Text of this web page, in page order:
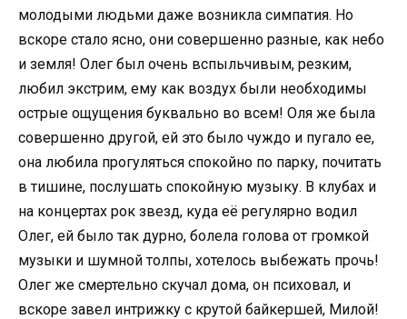
молодыми людьми даже возникла симпатия. Но
вскоре стало ясно, они совершенно разные, как небо
и земля! Олег был очень вспыльчивым, резким,
любил экстрим, ему как воздух были необходимы
острые ощущения буквально во всем! Оля же была
совершенно другой, ей это было чуждо и пугало ее,
она любила прогуляться спокойно по парку, почитать
в тишине, послушать спокойную музыку. В клубах и
на концертах рок звезд, куда её регулярно водил
Олег, ей было так дурно, болела голова от громкой
музыки и шумной толпы, хотелось выбежать прочь!
Олег же смертельно скучал дома, он психовал, и
вскоре завел интрижку с крутой байкершей, Милой!